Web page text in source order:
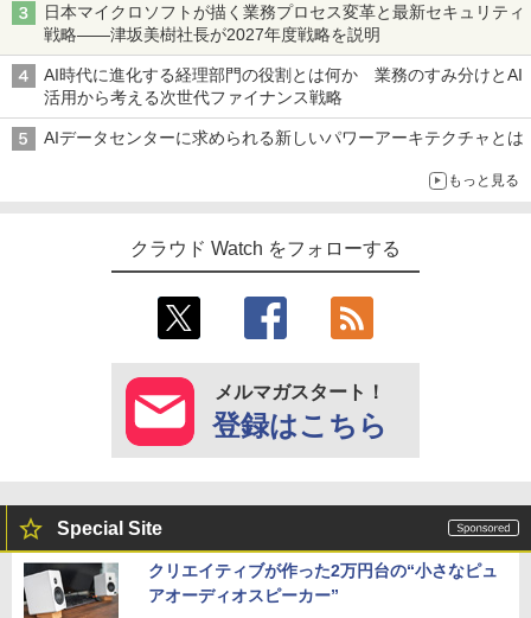
日本マイクロソフトが描く業務プロセス変革と最新セキュリティ
戦略――津坂美樹社長が2027年度戦略を説明
AI時代に進化する経理部門の役割とは何か 業務のすみ分けとAI
活用から考える次世代ファイナンス戦略
AIデータセンターに求められる新しいパワーアーキテクチャとは
もっと見る
クラウド Watch をフォローする
メルマガスタート！
登録はこちら
Special Site
クリエイティブが作った2万円台の“小さなピュ
アオーディオスピーカー”